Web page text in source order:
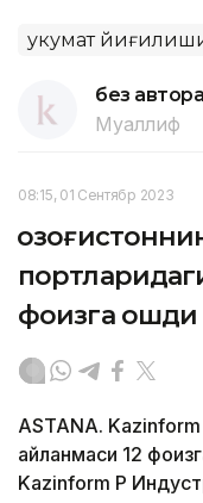
Ҳукумат
без автора
Муаллиф
08:15, 01 Сентябр 2023
фоизга ошди
ASTANA.
айланмаси 12
Kazinform ҚР